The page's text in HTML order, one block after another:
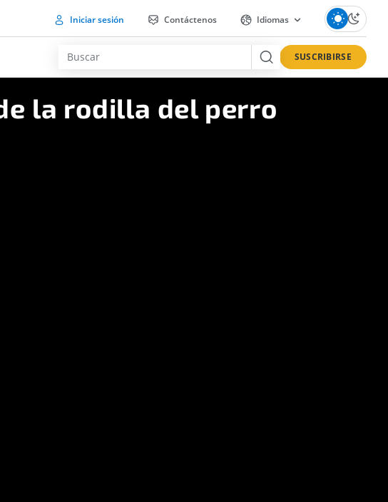
Iniciar sesión Contáctenos Idiomas
SUSCRIBIRSE
la rodilla del perro